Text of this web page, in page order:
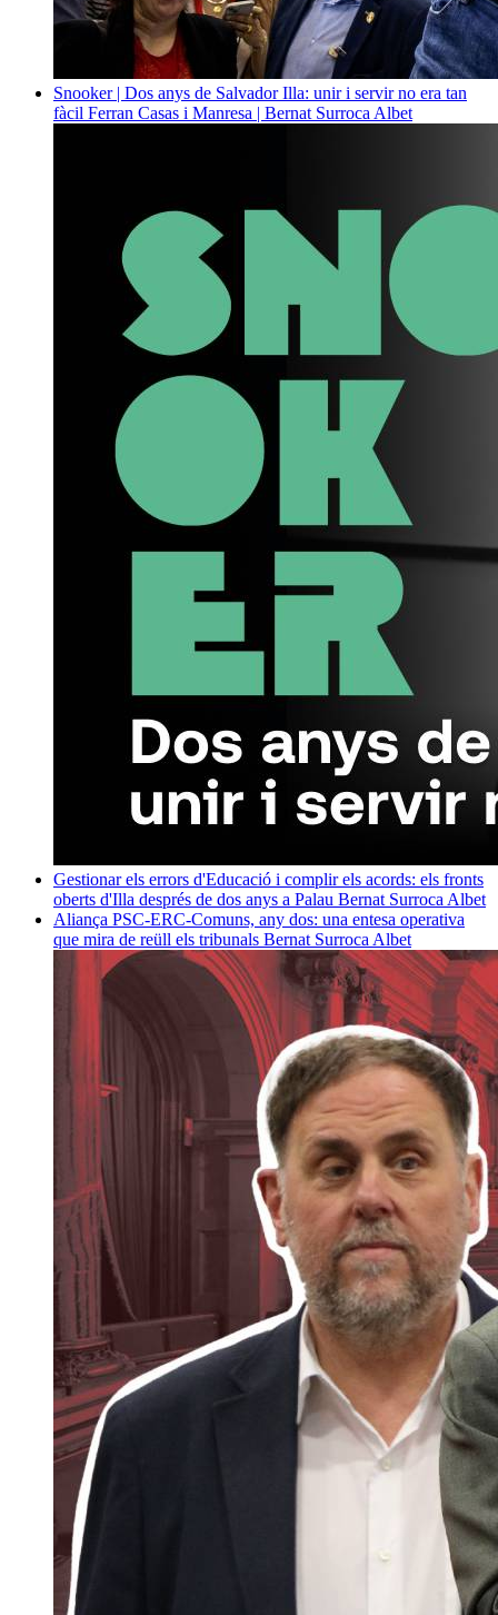
Snooker | Dos anys de Salvador Illa: unir i servir no era tan
fàcil Ferran Casas i Manresa | Bernat Surroca Albet
Gestionar els errors d'Educació i complir els acords: els fronts
oberts d'Illa després de dos anys a Palau Bernat Surroca Albet
Aliança PSC-ERC-Comuns, any dos: una entesa operativa
que mira de reüll els tribunals Bernat Surroca Albet